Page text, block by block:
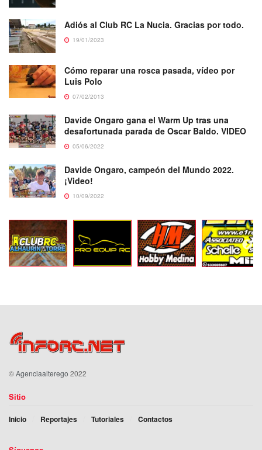
Adiós al Club RC La Nucia. Gracias por todo.
19/01/2023
Cómo reparar una rosca pasada, vídeo por
Luis Polo
07/02/2013
Davide Ongaro gana el Warm Up tras una
desafortunada parada de Oscar Baldo. VIDEO
05/06/2022
Davide Ongaro, campeón del Mundo 2022.
¡Video!
10/09/2022
©Agenciaalterego 2022
Sitio
Inicio Reportajes Tutoriales Contactos